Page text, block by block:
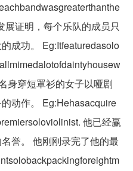
展证明，每个乐队的成员只
成功。 Eg:Itfeaturedasolo
身穿短罩衫的女子以哑剧
动作。 Eg:Hehasacquire
他已经赢
誉。 他刚刚录完了他的最